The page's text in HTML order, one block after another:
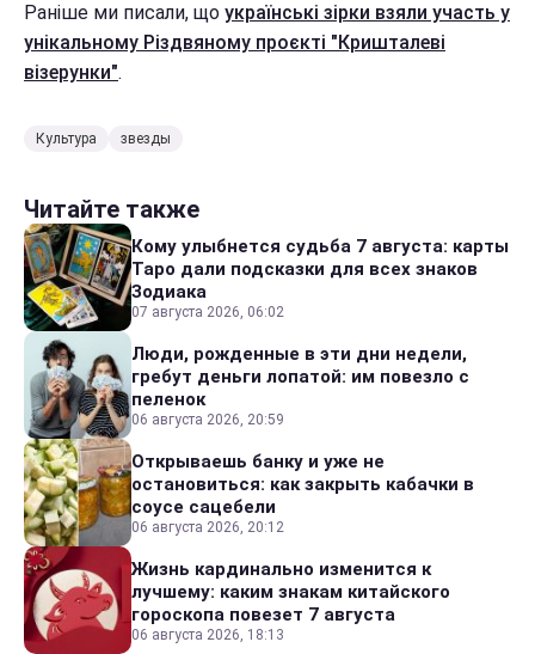
Раніше ми писали, що українські зірки взяли участь у
унікальному Різдвяному проєкті "Кришталеві
візерунки".
Культура звезды
Читайте также
Кому улыбнется судьба 7 августа: карты
Таро дали подсказки для всех знаков
Зодиака
07 августа 2026, 06:02
Люди, рожденные в эти дни недели,
гребут деньги лопатой: им повезло с
пеленок
06 августа 2026, 20:59
Открываешь банку и уже не
остановиться: как закрыть кабачки в
соусе сацебели
06 августа 2026, 20:12
Жизнь кардинально изменится к
лучшему: каким знакам китайского
гороскопа повезет 7 августа
06 августа 2026, 18:13